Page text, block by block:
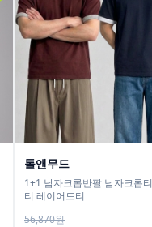
톨앤무드
1+1 남자크롭반팔 남자크롭
티 레이어드티
56,870원